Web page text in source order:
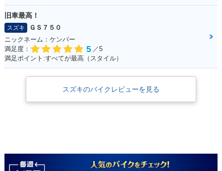
旧車最高！
スズキ
ＧＳ７５０
ニックネーム：ケンパー
満足度：
5 ／5
満足ポイント:すべてが最高（スタイル）
スズキのバイクレビューを見る